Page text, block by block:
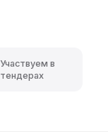
Участвуем в
тендерах